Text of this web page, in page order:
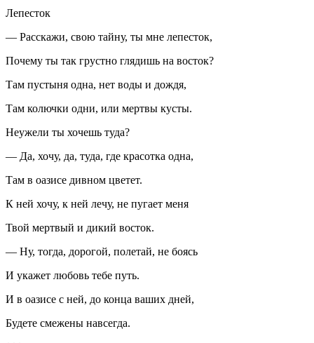
Лепесток
— Расскажи, свою тайну, ты мне лепесток,
Почему ты так грустно глядишь на восток?
Там пустыня одна, нет воды и дождя,
Там колючки одни, или мертвы кусты.
Неужели ты хочешь туда?
— Да, хочу, да, туда, где красотка одна,
Там в оазисе дивном цветет.
К ней хочу, к ней лечу, не пугает меня
Твой мертвый и дикий восток.
— Ну, тогда, дорогой, полетай, не боясь
И укажет любовь тебе путь.
И в оазисе с ней, до конца ваших дней,
Будете смежены навсегда.